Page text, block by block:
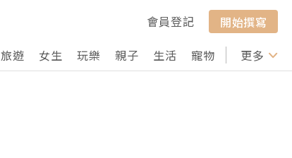
會員登記
開始撰寫
旅遊 女生 玩樂 親子 生活 寵物 行山 打卡
更多